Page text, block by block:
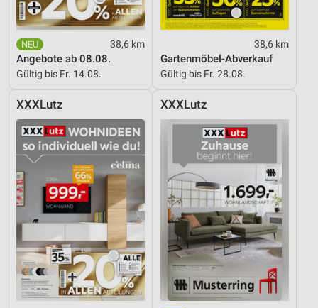
38,6 km
Angebote ab 08.08.
Gültig bis Fr. 14.08.
38,6 km
Gartenmöbel-Abverkauf
Gültig bis Fr. 28.08.
XXXLutz XXXLutz